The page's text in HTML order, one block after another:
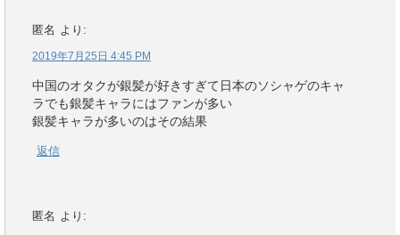
匿名 より:
2019年7月25日 4:45 PM
中国のオタクが銀髪が好きすぎて日本のソシャゲのキャ
ラでも銀髪キャラにはファンが多い
銀髪キャラが多いのはその結果
返信
匿名 より: